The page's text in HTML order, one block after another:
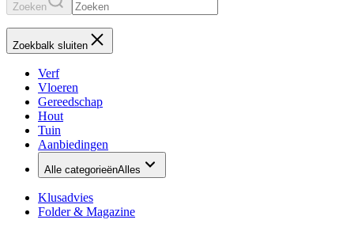
Zoeken
Zoekbalk sluiten
Verf
Vloeren
Gereedschap
Hout
Tuin
Aanbiedingen
Alle categorieënAlles
Klusadvies
Folder & Magazine